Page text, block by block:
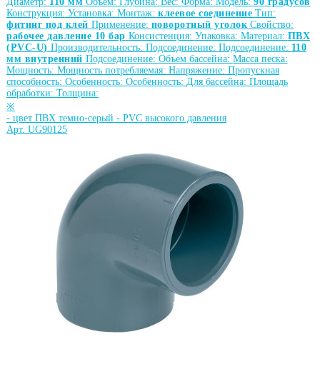
Конструкция: Установка: Монтаж: клеевое соединение Тип:
фитинг под клей Применение: поворотный уголок Свойство:
рабочее давление 10 бар Консистенция: Упаковка: Материал: ПВХ
(PVC-U) Производительность: Подсоединение: Подсоединение: 110
мм внутренний Подсоединение: Объем бассейна: Масса песка:
Мощность: Мощность потребляемая: Напряжение: Пропускная
способность: Особенность: Особенность: Для бассейна: Площадь
обработки: Толщина:
※
- цвет ПВХ темно-серый - PVC высокого давления
Арт. UG90125